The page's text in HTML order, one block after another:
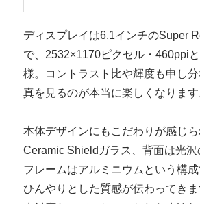
ディスプレイは6.1インチのSuper
で、2532×1170ピクセル・460ppi
様。コントラスト比や輝度も申し
真を見るのが本当に楽しくなります
本体デザインにもこだわりが感じ
Ceramic Shieldガラス、背面は光沢
フレームはアルミニウムという構
ひんやりとした質感が伝わってき